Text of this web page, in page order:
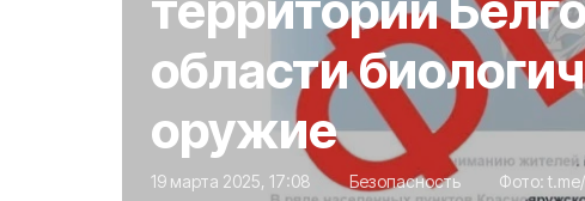
области
оружие
19 марта 2025, 17:08 Безопасность Фото: